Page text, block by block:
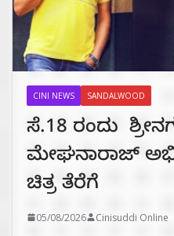
CINI NEWS SANDALWOOD
ಸೆ.18 ರಂದು
ಮೇಘನಾರಾಜ್
ಚಿತ್ರ ತೆರೆಗೆ
05/08/2026 Cinisuddi Online